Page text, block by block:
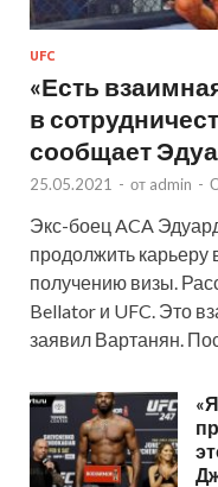
UFC
«Есть
в
сообщает
25.05.2021 - от admin -
Экс-боец ACA
продолжить
получению визы.
Bellator и UFC. Это
заявил Вартанян.